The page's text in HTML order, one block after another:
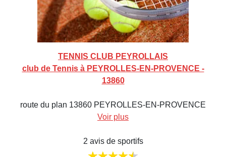
TENNIS CLUB PEYROLLAIS
club de Tennis à PEYROLLES-EN-PROVENCE -
13860
route du plan 13860 PEYROLLES-EN-PROVENCE
Voir plus
2 avis de sportifs